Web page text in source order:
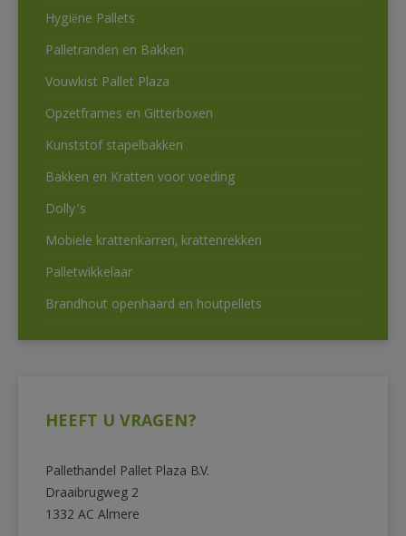
Hygiëne Pallets
Palletranden en Bakken
Vouwkist Pallet Plaza
Opzetframes en Gitterboxen
Kunststof stapelbakken
Bakken en Kratten voor voeding
Dolly’s
Mobiele krattenkarren, krattenrekken
Palletwikkelaar
Brandhout openhaard en houtpellets
HEEFT U VRAGEN?
Pallethandel Pallet Plaza B.V.
Draaibrugweg 2
1332 AC Almere